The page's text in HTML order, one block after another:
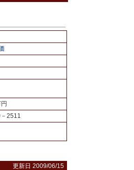
2511
更新日 2009/06/15